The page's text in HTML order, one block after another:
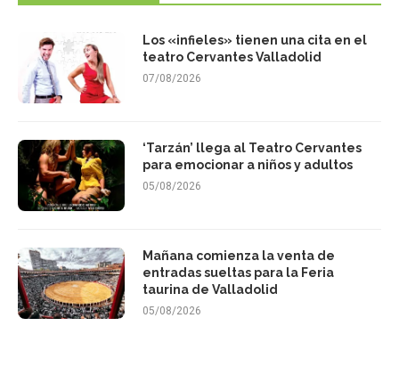
Los «infieles» tienen una cita en el
teatro Cervantes Valladolid
07/08/2026
‘Tarzán’ llega al Teatro Cervantes
para emocionar a niños y adultos
05/08/2026
Mañana comienza la venta de
entradas sueltas para la Feria
taurina de Valladolid
05/08/2026